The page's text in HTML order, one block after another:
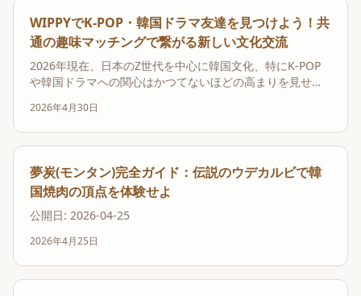
WIPPYでK-POP・韓国ドラマ友達を見つけよう！共
通の趣味マッチングで繋がる新しい文化交流
2026年現在、日本のZ世代を中心に韓国文化、特にK-POP
や韓国ドラマへの関心はかつてないほどの高まりを見せて
回作を心待ちにする日々は、多くの人にとって日常の一部
となりました。しかし、その情熱を共有できる、特に現地
の韓国の友人と深く語り合いたいと思っても、言語...
2026年4月30日
夢炭(モンタン)完全ガイド：伝説のウデカルビで韓
国焼肉の頂点を体験せよ
公開日: 2026-04-25
2026年4月25日